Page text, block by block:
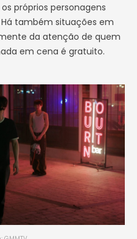
próprios personagens
também situações em
da atenção de quem
em cena é gratuito.